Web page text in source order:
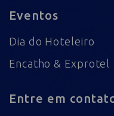
Eventos
Dia do Hoteleiro
Encatho & Exprotel
Entre em